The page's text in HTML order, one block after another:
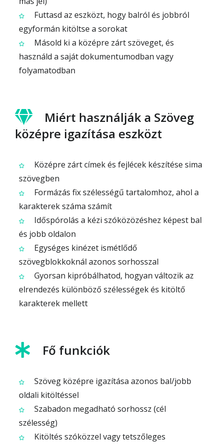
Futtasd az eszközt, hogy balról és jobbról
egyformán kitöltse a sorokat
Másold ki a középre zárt szöveget, és
használd a saját dokumentumodban vagy
folyamatodban
Miért használják a Szöveg
középre igazítása eszközt
Középre zárt címek és fejlécek készítése sima
szövegben
Formázás fix szélességű tartalomhoz, ahol a
karakterek száma számít
Időspórolás a kézi szóközözéshez képest bal
és jobb oldalon
Egységes kinézet ismétlődő
szövegblokkoknál azonos sorhosszal
Gyorsan kipróbálhatod, hogyan változik az
elrendezés különböző szélességek és kitöltő
karakterek mellett
Fő funkciók
Szöveg középre igazítása azonos bal/jobb
oldali kitöltéssel
Szabadon megadható sorhossz (cél
szélesség)
Kitöltés szóközzel vagy tetszőleges